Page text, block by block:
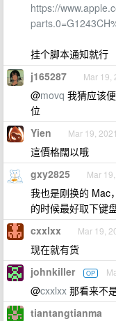
https://
挂个脚本通知就行
j165287 Mar 19,
@movq 我猜应该
位
Yien Mar 19, 2021
這價格闊以哦
gxy2825 Mar
我也是刚换的 Mac
的时候最好取下键
cxxlxx Mar 19,
现在就有货
johnkiller OP
@cxxlxx 那看来不
tiantangtianma